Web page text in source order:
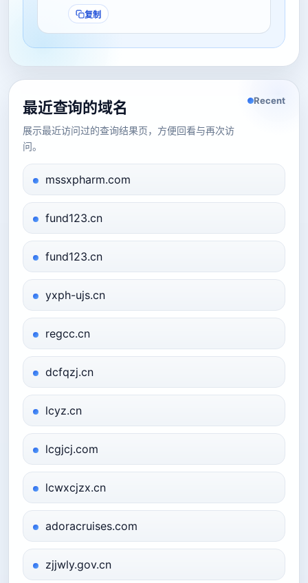
复制
最近查询的域名
展示最近访问过的查询结果页，方便回看与再次访
问。
Recent
mssxpharm.com
fund123.cn
fund123.cn
yxph-ujs.cn
regcc.cn
dcfqzj.cn
lcyz.cn
lcgjcj.com
lcwxcjzx.cn
adoracruises.com
zjjwly.gov.cn